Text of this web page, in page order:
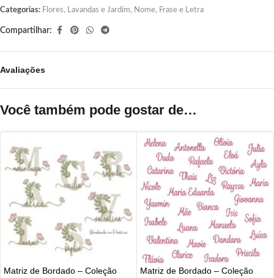
Categorias: Flores, Lavandas e Jardim, Nome, Frase e Letra
Compartilhar:
Avaliações
Você também pode gostar de…
Matriz de Bordado – Coleção
Matriz de Bordado – Coleção